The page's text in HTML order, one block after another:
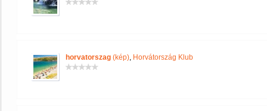
horvatorszag (kép), Horvátország Klub